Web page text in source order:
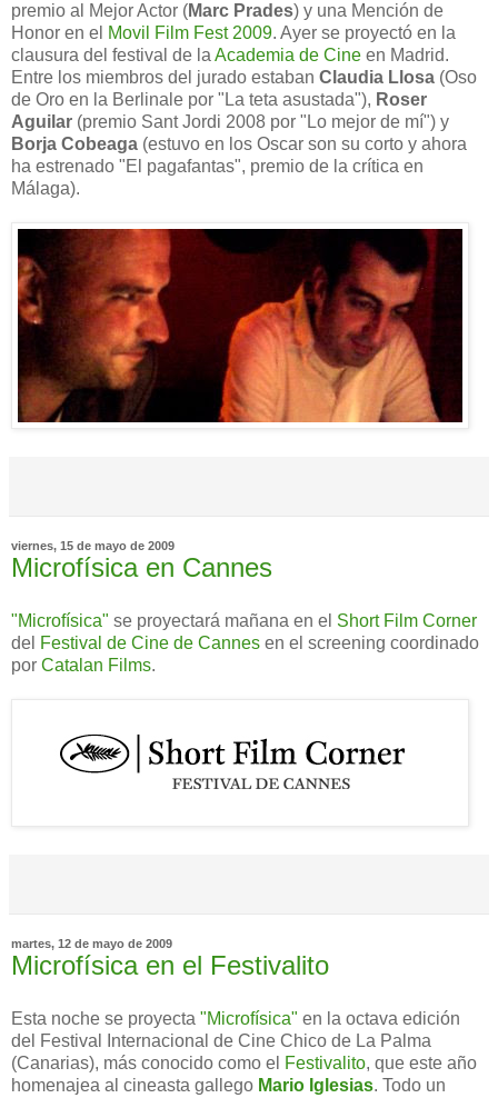
premio al Mejor Actor (Marc Prades) y una Mención de
Honor en el Movil Film Fest 2009. Ayer se proyectó en la
clausura del festival de la Academia de Cine en Madrid.
Entre los miembros del jurado estaban Claudia Llosa (Oso
de Oro en la Berlinale por "La teta asustada"), Roser
Aguilar (premio Sant Jordi 2008 por "Lo mejor de mí") y
Borja Cobeaga (estuvo en los Oscar son su corto y ahora
ha estrenado "El pagafantas", premio de la crítica en
Málaga).
viernes, 15 de mayo de 2009
Microfísica en Cannes
"Microfísica" se proyectará mañana en el Short Film Corner
del Festival de Cine de Cannes en el screening coordinado
por Catalan Films.
martes, 12 de mayo de 2009
Microfísica en el Festivalito
Esta noche se proyecta "Microfísica" en la octava edición
del Festival Internacional de Cine Chico de La Palma
(Canarias), más conocido como el Festivalito, que este año
homenajea al cineasta gallego Mario Iglesias. Todo un